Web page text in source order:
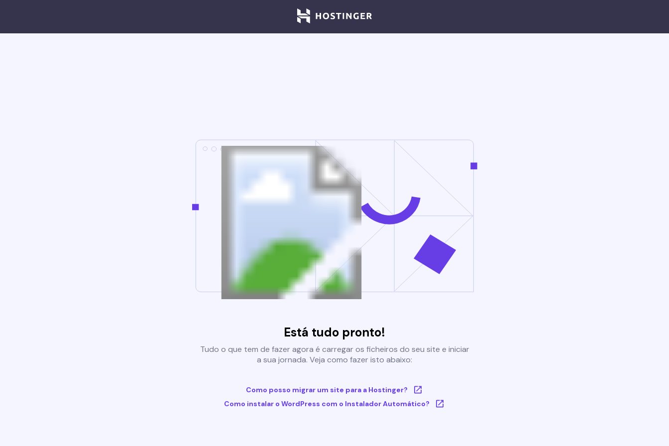
Está tudo pronto!
Tudo o que tem de fazer agora é carregar os ficheiros do seu site e iniciar
a sua jornada. Veja como fazer isto abaixo:
Como posso migrar um site para a Hostinger?
Como instalar o WordPress com o Instalador Automático?